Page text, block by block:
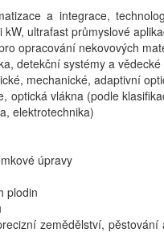
a integrace,
ultrafast průmyslové
opracování nekovových
detekční systémy a
mechanické, adaptivní
optická vlákna (podle
elektrotechnika)
úpravy
plodin
zemědělství,